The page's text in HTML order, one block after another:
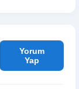
Yorum
Yap